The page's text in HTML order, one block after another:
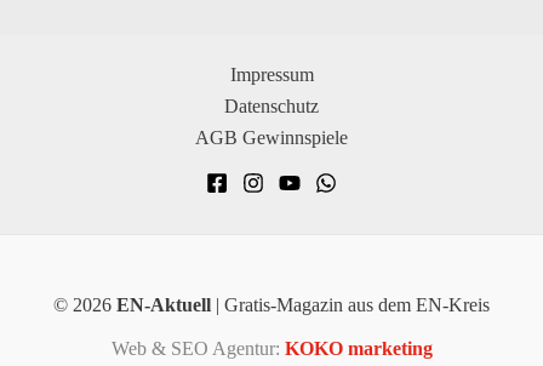
Impressum
Datenschutz
AGB Gewinnspiele
© 2026 EN-Aktuell | Gratis-Magazin aus dem EN-Kreis
Web & SEO Agentur: KOKO marketing